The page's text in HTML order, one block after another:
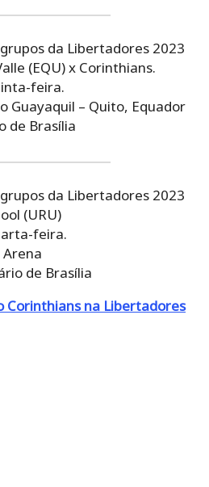
da Libertadores 2023
(EQU) x Corinthians.
feira.
Guayaquil – Quito, Equador
de Brasília
da Libertadores 2023
(URU)
feira.
Arena
de Brasília
Corinthians na Libertadores